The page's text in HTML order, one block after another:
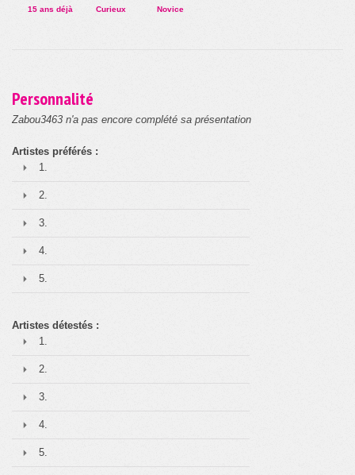
15 ans déjà Curieux Novice
Personnalité
Zabou3463 n'a pas encore complété sa présentation
Artistes préférés :
1.
2.
3.
4.
5.
Artistes détestés :
1.
2.
3.
4.
5.